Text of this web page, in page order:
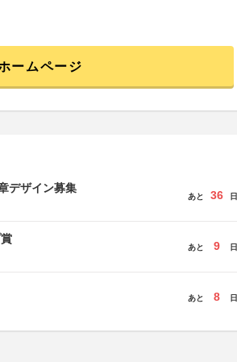
ームページ
デザイン募集
あと 36 日
あと 9 日
あと 8 日